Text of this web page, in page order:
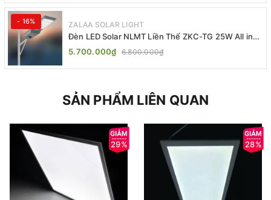
- 16% ZALAA SOLAR LIGHT
Đèn LED Solar NLMT Liền Thể ZKC-TG 25W All in
One | ZALAA Street Light
5.700.000₫ 6.800.000₫
SẢN PHẨM LIÊN QUAN
29% 28%